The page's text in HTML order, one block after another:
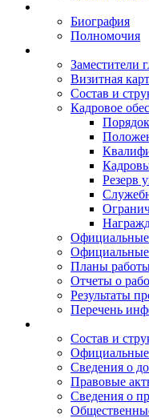
Биография
Полномочия
Заместители
Визитная
Состав и
Кадровое
Резерв
Планы
Отчеты о
Результаты
Перечень
Состав и
Сведения о
Правовые
Сведения о